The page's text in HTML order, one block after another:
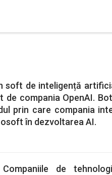
soft de inteligență
de compania OpenAI.
prin care compania
în dezvoltarea AI.
de